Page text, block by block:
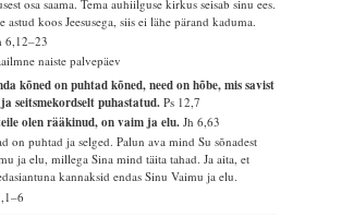
osa saama. Tema auhiilguse kirkus seisab sinu ees.
astud koos Jeesusega, siis ei lähe pärand kaduma.
6,12–23
naiste palvepäev
kõned on puhtad kõned, need on hõbe, mis savist
seitsmekordselt puhastatud.Ps 12,7
olen rääkinud, on vaim ja elu.Jh 6,63
on puhtad ja selged. Palun ava mind Su sõnadest
ja elu, millega Sina mind täita tahad. Ja aita, et
kannaksid endas Sinu Vaimu ja elu.